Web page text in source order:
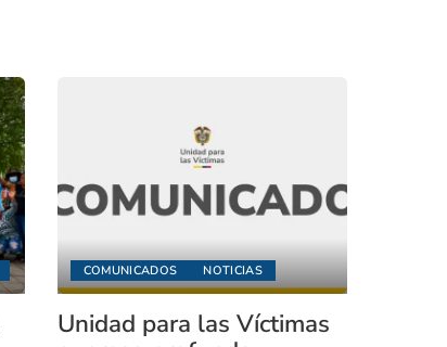
COMUNICADOS NOTICIAS
Unidad para las Víctimas